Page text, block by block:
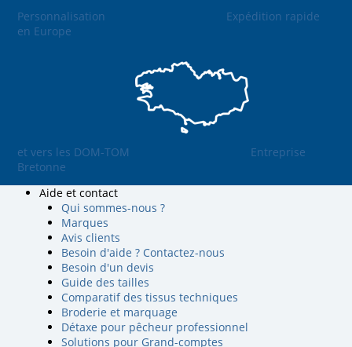
Personnalisation
Expédition rapide
en Europe
et vers les DOM-TOM
Entreprise
Bretonne
Aide et contact
Qui sommes-nous ?
Marques
Avis clients
Besoin d'aide ? Contactez-nous
Besoin d'un devis
Guide des tailles
Comparatif des tissus techniques
Broderie et marquage
Détaxe pour pêcheur professionnel
Solutions pour Grand-comptes